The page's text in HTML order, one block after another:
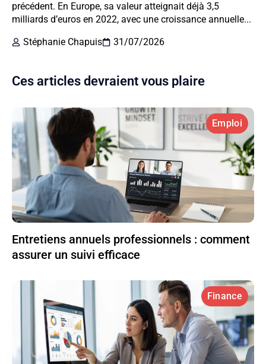
précédent. En Europe, sa valeur atteignait déjà 3,5
milliards d’euros en 2022, avec une croissance annuelle...
Stéphanie Chapuis
31/07/2026
Ces articles devraient vous plaire
Emploi
Entretiens annuels professionnels : comment
assurer un suivi efficace
Finance